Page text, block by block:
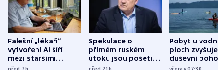
Falešní „lékaři“
vytvoření AI šíří
mezi staršími
Poláky nebezpečné
před 7h
Spekulace o
přímém ruském
útoku jsou pošetilé,
míní estonský
před 21h
Pobyt u
ploch zvyšuje
duševní
ukázala
včera v 07:30